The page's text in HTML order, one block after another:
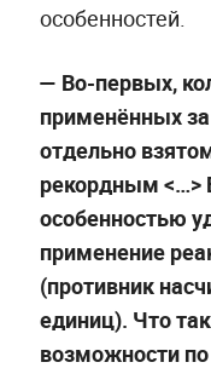
особенностей.
— Во-первых,
применённых
отдельно
рекордным <…>
особенностью
применение
(противник
единиц). Что
возможности